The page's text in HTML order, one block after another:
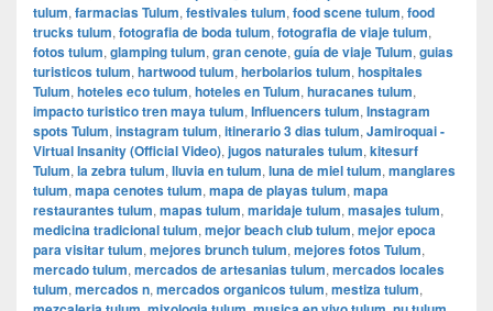
tulum, farmacias Tulum, festivales tulum, food scene tulum, food
trucks tulum, fotografia de boda tulum, fotografia de viaje tulum,
fotos tulum, glamping tulum, gran cenote, guía de viaje Tulum, guias
turisticos tulum, hartwood tulum, herbolarios tulum, hospitales
Tulum, hoteles eco tulum, hoteles en Tulum, huracanes tulum,
impacto turistico tren maya tulum, Influencers tulum, Instagram
spots Tulum, instagram tulum, itinerario 3 dias tulum, Jamiroquai -
Virtual Insanity (Official Video), jugos naturales tulum, kitesurf
Tulum, la zebra tulum, lluvia en tulum, luna de miel tulum, manglares
tulum, mapa cenotes tulum, mapa de playas tulum, mapa
restaurantes tulum, mapas tulum, maridaje tulum, masajes tulum,
medicina tradicional tulum, mejor beach club tulum, mejor epoca
para visitar tulum, mejores brunch tulum, mejores fotos Tulum,
mercado tulum, mercados de artesanias tulum, mercados locales
tulum, mercados n, mercados organicos tulum, mestiza tulum,